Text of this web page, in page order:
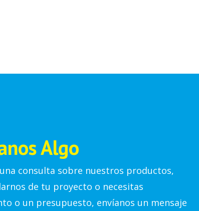
Algo
consulta sobre nuestros productos,
de tu proyecto o necesitas
o un presupuesto, envíanos un mensaje